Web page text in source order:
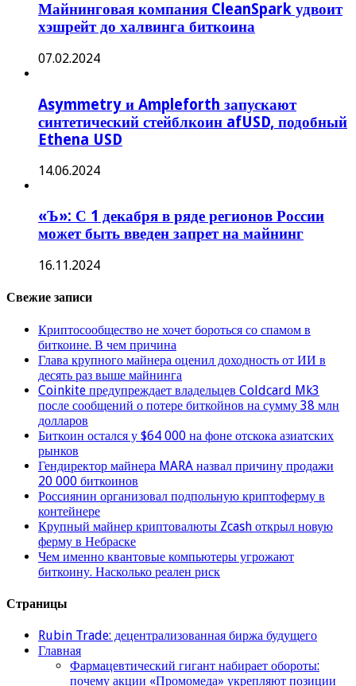
Майнинговая компания CleanSpark удвоит
хэшрейт до халвинга биткоина
07.02.2024
Asymmetry и Ampleforth запускают
синтетический стейблкоин afUSD, подобный
Ethena USD
14.06.2024
«Ъ»: С 1 декабря в ряде регионов России
может быть введен запрет на майнинг
16.11.2024
Свежие записи
Криптосообщество не хочет бороться со спамом в
биткоине. В чем причина
Глава крупного майнера оценил доходность от ИИ в
десять раз выше майнинга
Coinkite предупреждает владельцев Coldcard Mk3
после сообщений о потере биткойнов на сумму 38 млн
долларов
Биткоин остался у $64 000 на фоне отскока азиатских
рынков
Гендиректор майнера MARA назвал причину продажи
20 000 биткоинов
Россиянин организовал подпольную криптоферму в
контейнере
Крупный майнер криптовалюты Zcash открыл новую
ферму в Небраске
Чем именно квантовые компьютеры угрожают
биткоину. Насколько реален риск
Страницы
Rubin Trade: децентрализованная биржа будущего
Главная
Фармацевтический гигант набирает обороты:
почему акции «Промомеда» укрепляют позиции